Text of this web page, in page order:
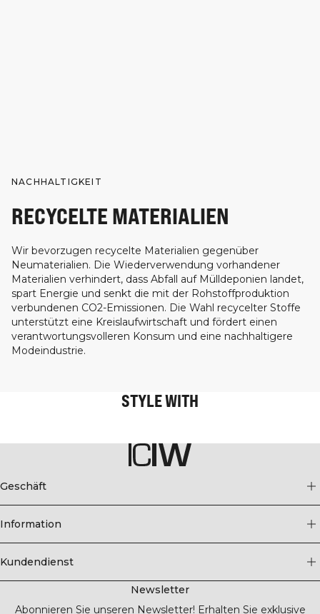
NACHHALTIGKEIT
RECYCELTE MATERIALIEN
Wir bevorzugen recycelte Materialien gegenüber
Neumaterialien. Die Wiederverwendung vorhandener
Materialien verhindert, dass Abfall auf Mülldeponien landet,
spart Energie und senkt die mit der Rohstoffproduktion
verbundenen CO2-Emissionen. Die Wahl recycelter Stoffe
unterstützt eine Kreislaufwirtschaft und fördert einen
verantwortungsvolleren Konsum und eine nachhaltigere
Modeindustrie.
STYLE WITH
Geschäft
Information
Kundendienst
Newsletter
Abonnieren Sie unseren Newsletter! Erhalten Sie exklusive